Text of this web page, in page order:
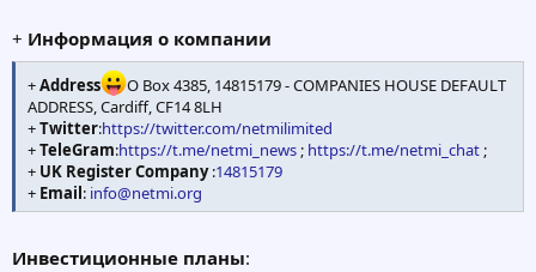
пополнить баланс своего счета, сделать несколько ставок, и
прибыль начнет поступать.
Безопасный цифровой хаб для
сеть
Стейкинг
Маркетинг
Мы увеличим вашу прибыль с помощью передовых финтех-
решений и инструментов, применяя лучшие практики с
+ Информация о компании
+Address
O Box 4385, 14815179 - COMPANIES HOUSE DEFAULT
ADDRESS, Cardiff, CF14 8LH
+Twitter:https://twitter.com/netmilimited
+TeleGram:https://t.me/netmi_news ; https://t.me/netmi_chat ;
+ UK Register Company:14815179
+ Email: info@netmi.org
Инвестиционные планы: